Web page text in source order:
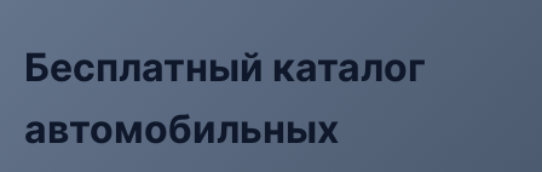
Бесплатный каталог
автомобильных